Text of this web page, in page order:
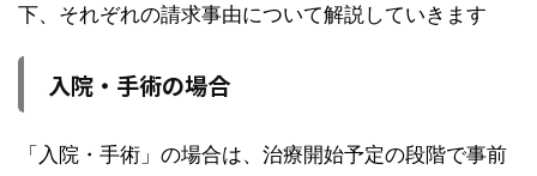
下、それぞれの請求事由について解説していきます
入院・手術の場合
「入院・手術」の場合は、治療開始予定の段階で事前